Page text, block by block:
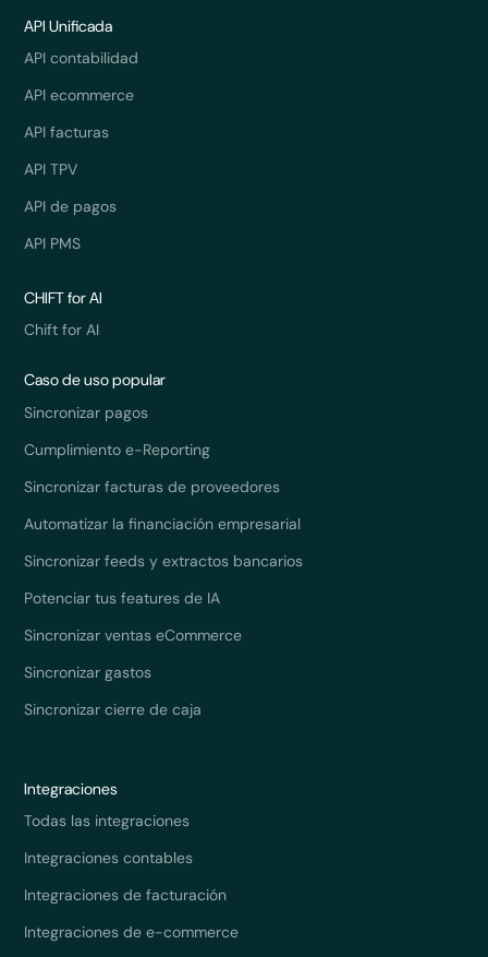
API Unificada
API contabilidad
API ecommerce
API facturas
API TPV
API de pagos
API PMS
CHIFT for AI
Chift for AI
Caso de uso popular
Sincronizar pagos
Cumplimiento e-Reporting
Sincronizar facturas de proveedores
Automatizar la financiación empresarial
Sincronizar feeds y extractos bancarios
Potenciar tus features de IA
Sincronizar ventas eCommerce
Sincronizar gastos
Sincronizar cierre de caja
Integraciones
Todas las integraciones
Integraciones contables
Integraciones de facturación
Integraciones de e-commerce